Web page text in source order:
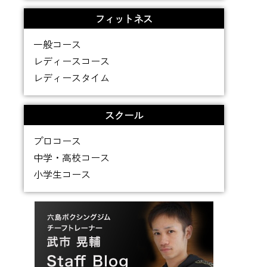
フィットネス
一般コース
レディースコース
レディースタイム
スクール
プロコース
中学・高校コース
小学生コース